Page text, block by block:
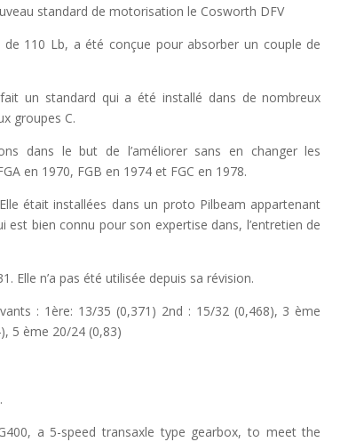
standard de motorisation le Cosworth DFV
de 110 Lb, a été conçue pour absorber un couple de
un standard qui a été installé dans de nombreux
groupes C.
dans le but de l’améliorer sans en changer les
en 1970, FGB en 1974 et FGC en 1978.
était installées dans un proto Pilbeam appartenant
est bien connu pour son expertise dans, l’entretien de
Elle n’a pas été utilisée depuis sa révision.
: 1ère: 13/35 (0,371) 2nd : 15/32 (0,468), 3 ème
5 ème 20/24 (0,83)
a 5-speed transaxle type gearbox, to meet the